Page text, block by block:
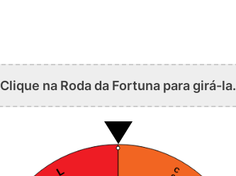
Clique na Roda da Fortuna para girá-la.